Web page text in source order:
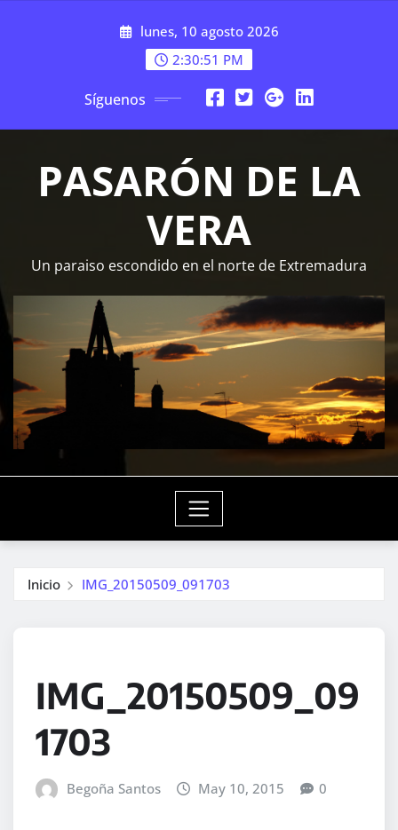
lunes, 10 agosto 2026
2:30:51 PM
Síguenos
PASARÓN DE LA
VERA
Un paraiso escondido en el norte de Extremadura
Inicio IMG_20150509_091703
IMG_20150509_09
1703
Begoña Santos May 10, 2015 0